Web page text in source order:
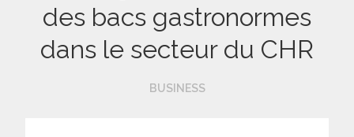
des bacs gastronormes
dans le secteur du CHR
BUSINESS